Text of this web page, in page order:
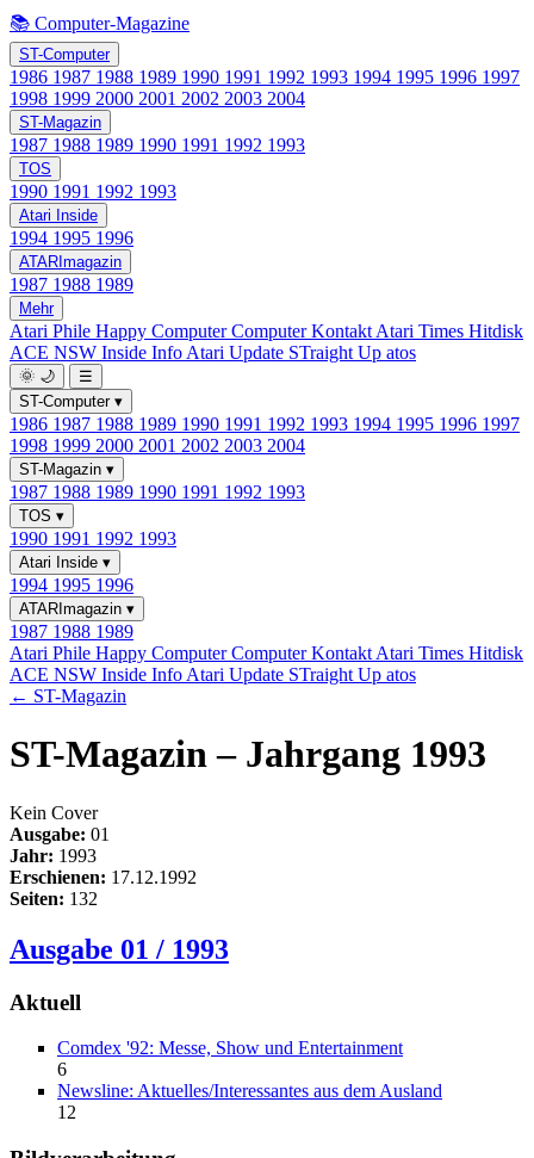
📚 Computer-Magazine
ST-Computer
1986 1987 1988 1989 1990 1991 1992 1993 1994 1995 1996 1997
1998 1999 2000 2001 2002 2003 2004
ST-Magazin
1987 1988 1989 1990 1991 1992 1993
TOS
1990 1991 1992 1993
Atari Inside
1994 1995 1996
ATARImagazin
1987 1988 1989
Mehr
Atari Phile Happy ComputerComputer Kontakt Atari Times Hitdisk
ACE NSW Inside Info Atari Update STraight Up atos
🌞 🌙
☰
ST-Computer ▾
1986 1987 1988 1989 1990 1991 1992 1993 1994 1995 1996 1997
1998 1999 2000 2001 2002 2003 2004
ST-Magazin ▾
1987 1988 1989 1990 1991 1992 1993
TOS ▾
1990 1991 1992 1993
Atari Inside ▾
1994 1995 1996
ATARImagazin ▾
1987 1988 1989
Atari Phile Happy ComputerComputer Kontakt Atari Times Hitdisk
ACE NSW Inside Info Atari Update STraight Up atos
← ST-Magazin
ST-Magazin – Jahrgang 1993
Kein Cover
Ausgabe: 01
Jahr: 1993
Erschienen: 17.12.1992
Seiten: 132
Ausgabe 01 / 1993
Aktuell
Comdex '92: Messe, Show und Entertainment
6
Newsline: Aktuelles/Interessantes aus dem Ausland
12